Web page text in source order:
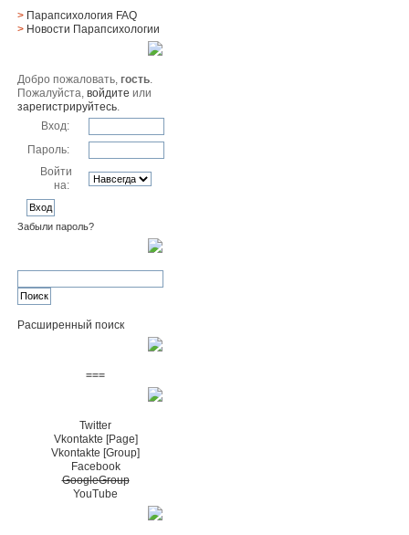
> Парапсихология FAQ
> Новости Парапсихологии
Добро пожаловать,гость.
Пожалуйста,войдите или
зарегистрируйтесь.
Вход:
Пароль:
Войти
на:
Забыли пароль?
Расширенный поиск
===
Twitter
Vkontakte [Page]
Vkontakte [Group]
Facebook
GoogleGroup
YouTube